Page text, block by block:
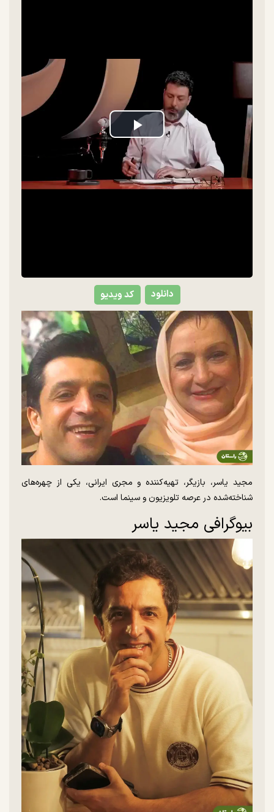
Play
Video
کد ویدیو دانلود
مجید یاسر، بازیگر، تهیه‌کننده و مجری ایرانی، یکی از چهره‌های
شناخته‌شده در عرصه تلویزیون و سینما است.
بیوگرافی مجید یاسر